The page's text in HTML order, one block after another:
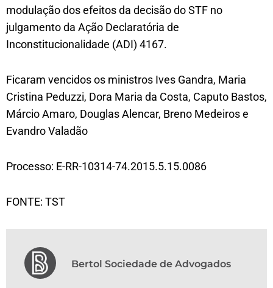
modulação dos efeitos da decisão do STF no
julgamento da Ação Declaratória de
Inconstitucionalidade (ADI) 4167.
Ficaram vencidos os ministros Ives Gandra, Maria
Cristina Peduzzi, Dora Maria da Costa, Caputo Bastos,
Márcio Amaro, Douglas Alencar, Breno Medeiros e
Evandro Valadão
Processo: E-RR-10314-74.2015.5.15.0086
FONTE: TST
Bertol Sociedade de Advogados